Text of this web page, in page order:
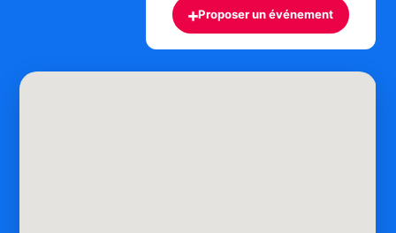
+Proposer un événement